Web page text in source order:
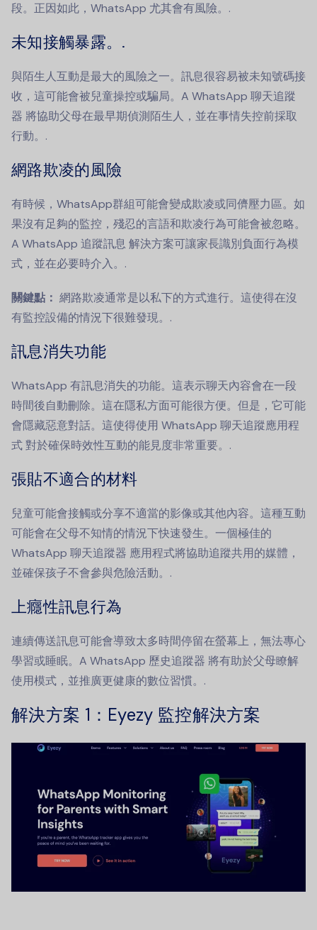
段。正因如此，WhatsApp 尤其會有風險。.
未知接觸暴露。.
與陌生人互動是最大的風險之一。訊息很容易被未知號碼接
收，這可能會被兒童操控或騙局。A WhatsApp 聊天追蹤
器 將協助父母在最早期偵測陌生人，並在事情失控前採取
行動。.
網路欺凌的風險
有時候，WhatsApp群組可能會變成欺凌或同儕壓力區。如
果沒有足夠的監控，殘忍的言語和欺凌行為可能會被忽略。
A WhatsApp 追蹤訊息解決方案可讓家長識別負面行為模
式，並在必要時介入。.
關鍵點： 網路欺凌通常是以私下的方式進行。這使得在沒
有監控設備的情況下很難發現。.
訊息消失功能
WhatsApp 有訊息消失的功能。這表示聊天內容會在一段
時間後自動刪除。這在隱私方面可能很方便。但是，它可能
會隱藏惡意對話。這使得使用 WhatsApp 聊天追蹤應用程
式對於確保時效性互動的能見度非常重要。.
張貼不適合的材料
兒童可能會接觸或分享不適當的影像或其他內容。這種互動
可能會在父母不知情的情況下快速發生。一個極佳的
WhatsApp 聊天追蹤器 應用程式將協助追蹤共用的媒體，
並確保孩子不會參與危險活動。.
上癮性訊息行為
連續傳送訊息可能會導致太多時間停留在螢幕上，無法專心
學習或睡眠。A WhatsApp 歷史追蹤器 將有助於父母瞭解
使用模式，並推廣更健康的數位習慣。.
解決方案 1：Eyezy 監控解決方案